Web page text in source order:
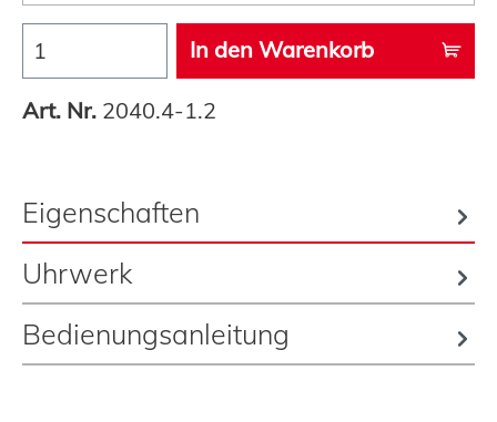
In den Warenkorb
Art. Nr. 2040.4-1.2
Eigenschaften
Uhrwerk
Bedienungsanleitung